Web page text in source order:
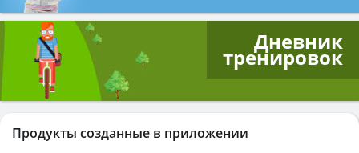
Дневник
тренировок
Продукты созданные в приложении